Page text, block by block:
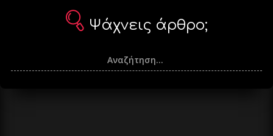
Ψάχνεις άρθρο;